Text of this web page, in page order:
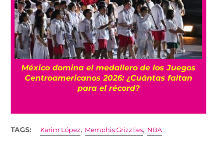
México domina el medallero de los Juegos
Centroamericanos 2026: ¿Cuántas faltan
para el récord?
TAGS: Karim López, Memphis Grizzlies, NBA